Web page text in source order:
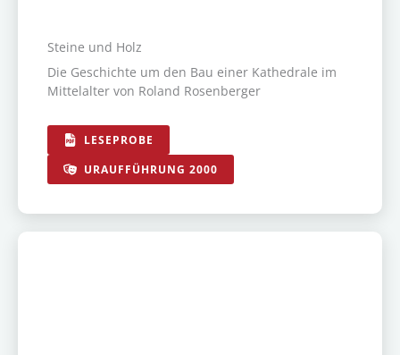
Steine und Holz
Die Geschichte um den Bau einer Kathedrale im
Mittelalter von Roland Rosenberger
LESEPROBE
URAUFFÜHRUNG 2000